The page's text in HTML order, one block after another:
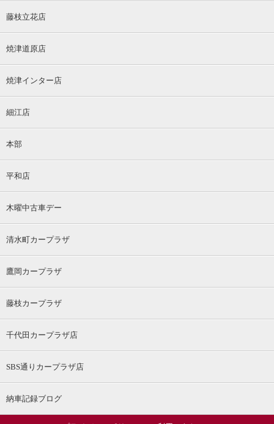
藤枝立花店
焼津道原店
焼津インター店
細江店
本部
平和店
木曜中古車デー
清水町カープラザ
鷹岡カープラザ
藤枝カープラザ
千代田カープラザ店
SBS通りカープラザ店
納車記録ブログ